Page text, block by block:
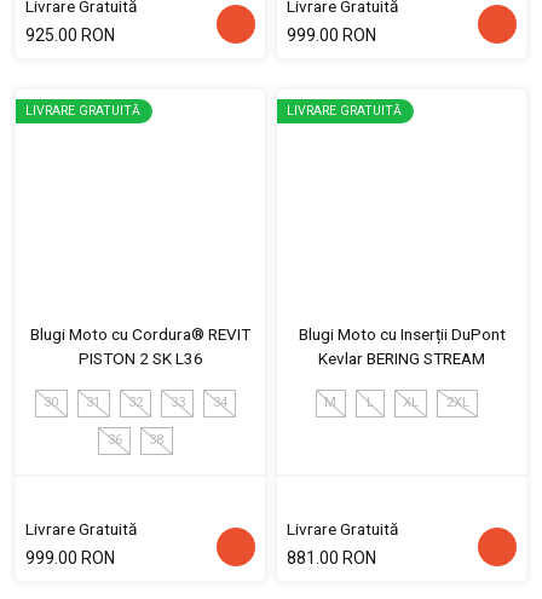
Livrare Gratuită
925.00 RON
Livrare Gratuită
999.00 RON
LIVRARE GRATUITĂ
Blugi Moto cu Cordura® REVIT
PISTON 2 SK L36
30 31 32 33 34
36 38
Livrare Gratuită
999.00 RON
LIVRARE GRATUITĂ
Blugi Moto cu Inserții DuPont
Kevlar BERING STREAM
M L XL 2XL
Livrare Gratuită
881.00 RON